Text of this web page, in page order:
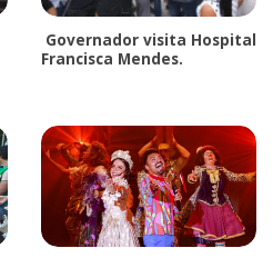
Governador visita Hospital
Francisca Mendes.